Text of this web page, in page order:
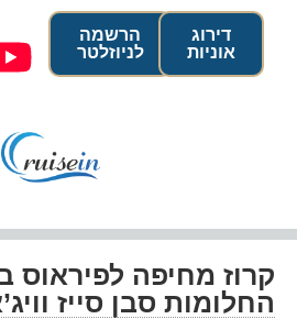
הרשמה
לניוזלטר
דירוג
אוניות
קרוז מחיפה לפיראוס
החלומות סבן סייז